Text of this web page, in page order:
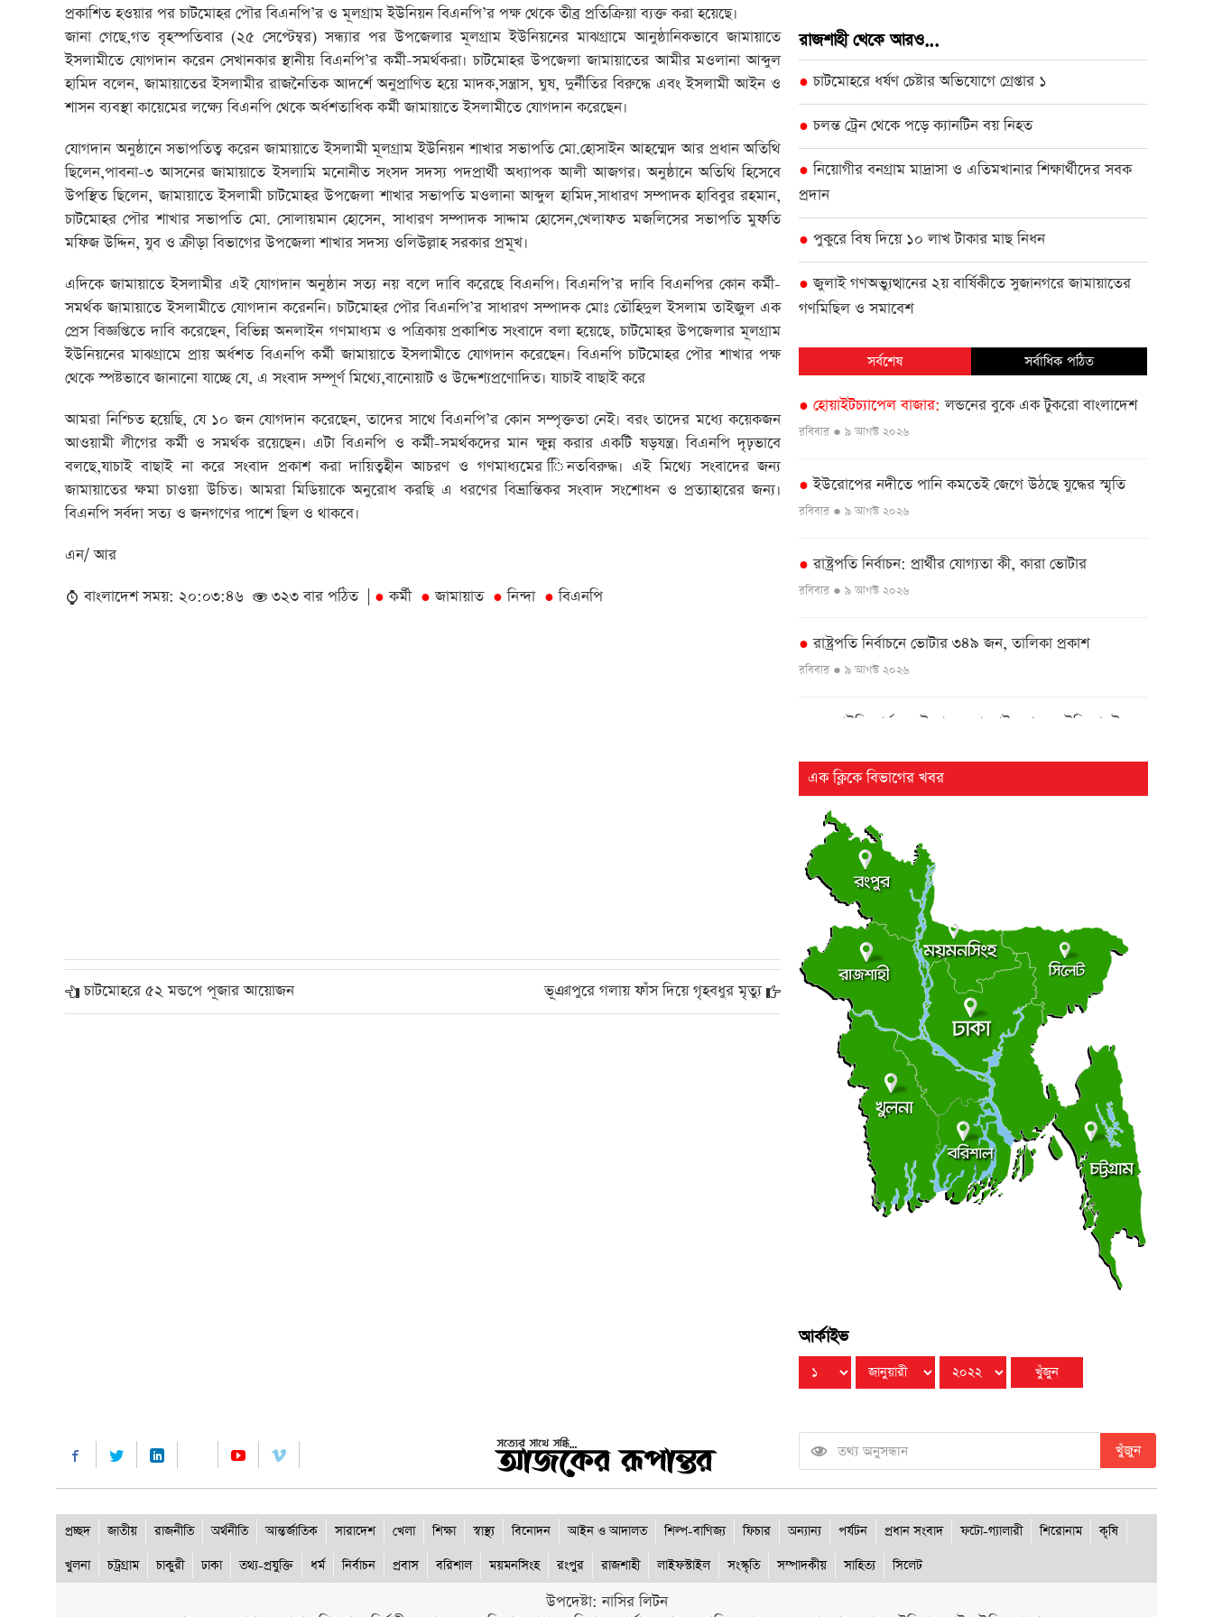
প্রকাশিত হওয়ার পর চাটমোহর পৌর বিএনপি’র ও মূলগ্রাম ইউনিয়ন বিএনপি’র পক্ষ থেকে তীব্র প্রতিক্রিয়া ব্যক্ত করা হয়েছে।
জানা গেছে,গত বৃহস্পতিবার (২৫ সেপ্টেম্বর) সন্ধ্যার পর উপজেলার মূলগ্রাম ইউনিয়নের মাঝগ্রামে আনুষ্ঠানিকভাবে জামায়াতে
ইসলামীতে যোগদান করেন সেখানকার স্থানীয় বিএনপি’র কর্মী-সমর্থকরা। চাটমোহর উপজেলা জামায়াতের আমীর মওলানা আব্দুল
হামিদ বলেন, জামায়াতের ইসলামীর রাজনৈতিক আদর্শে অনুপ্রাণিত হয়ে মাদক,সন্ত্রাস, ঘুষ, দুর্নীতির বিরুদ্ধে এবং ইসলামী আইন ও
শাসন ব্যবস্থা কায়েমের লক্ষ্যে বিএনপি থেকে অর্ধশতাধিক কর্মী জামায়াতে ইসলামীতে যোগদান করেছেন।
যোগদান অনুষ্ঠানে সভাপতিত্ব করেন জামায়াতে ইসলামী মূলগ্রাম ইউনিয়ন শাখার সভাপতি মো.হোসাইন আহম্মেদ আর প্রধান অতিথি
ছিলেন,পাবনা-৩ আসনের জামায়াতে ইসলামি মনোনীত সংসদ সদস্য পদপ্রার্থী অধ্যাপক আলী আজগর। অনুষ্ঠানে অতিথি হিসেবে
উপস্থিত ছিলেন, জামায়াতে ইসলামী চাটমোহর উপজেলা শাখার সভাপতি মওলানা আব্দুল হামিদ,সাধারণ সম্পাদক হাবিবুর রহমান,
চাটমোহর পৌর শাখার সভাপতি মো. সোলায়মান হোসেন, সাধারণ সম্পাদক সাদ্দাম হোসেন,খেলাফত মজলিসের সভাপতি মুফতি
মফিজ উদ্দিন, যুব ও ক্রীড়া বিভাগের উপজেলা শাখার সদস্য ওলিউল্লাহ সরকার প্রমূখ।
এদিকে জামায়াতে ইসলামীর এই যোগদান অনুষ্ঠান সত্য নয় বলে দাবি করেছে বিএনপি। বিএনপি’র দাবি বিএনপির কোন কর্মী-
সমর্থক জামায়াতে ইসলামীতে যোগদান করেননি। চাটমোহর পৌর বিএনপি’র সাধারণ সম্পাদক মোঃ তৌহিদুল ইসলাম তাইজুল এক
প্রেস বিজ্ঞপ্তিতে দাবি করেছেন, বিভিন্ন অনলাইন গণমাধ্যম ও পত্রিকায় প্রকাশিত সংবাদে বলা হয়েছে, চাটমোহর উপজেলার মূলগ্রাম
ইউনিয়নের মাঝগ্রামে প্রায় অর্ধশত বিএনপি কর্মী জামায়াতে ইসলামীতে যোগদান করেছেন। বিএনপি চাটমোহর পৌর শাখার পক্ষ
থেকে স্পষ্টভাবে জানানো যাচ্ছে যে, এ সংবাদ সম্পূর্ণ মিথ্যে,বানোয়াট ও উদ্দেশ্যপ্রণোদিত। যাচাই বাছাই করে
আমরা নিশ্চিত হয়েছি, যে ১০ জন যোগদান করেছেন, তাদের সাথে বিএনপি’র কোন সম্পৃক্ততা নেই। বরং তাদের মধ্যে কয়েকজন
আওয়ামী লীগের কর্মী ও সমর্থক রয়েছেন। এটা বিএনপি ও কর্মী-সমর্থকদের মান ক্ষুন্ন করার একটি ষড়যন্ত্র। বিএনপি দৃঢ়ভাবে
বলছে,যাচাই বাছাই না করে সংবাদ প্রকাশ করা দায়িত্বহীন আচরণ ও গণমাধ্যমের িিনতবিরুদ্ধ। এই মিথ্যে সংবাদের জন্য
জামায়াতের ক্ষমা চাওয়া উচিত। আমরা মিডিয়াকে অনুরোধ করছি এ ধরণের বিভ্রান্তিকর সংবাদ সংশোধন ও প্রত্যাহারের জন্য।
বিএনপি সর্বদা সত্য ও জনগণের পাশে ছিল ও থাকবে।
এন/ আর
বাংলাদেশ সময়: ২০:০৩:৪৬
৩২৩ বার পঠিত | ● কর্মী ● জামায়াত ● নিন্দা ● বিএনপি
চাটমোহরে ৫২ মন্ডপে পূজার আয়োজন ভূঞাপুরে গলায় ফাঁস দিয়ে গৃহবধুর মৃত্যু
রাজশাহী থেকে আরও...
● চাটমোহরে ধর্ষণ চেষ্টার অভিযোগে গ্রেপ্তার ১
● চলন্ত ট্রেন থেকে পড়ে ক্যানটিন বয় নিহত
● নিয়োগীর বনগ্রাম মাদ্রাসা ও এতিমখানার শিক্ষার্থীদের সবক
প্রদান
● পুকুরে বিষ দিয়ে ১০ লাখ টাকার মাছ নিধন
● জুলাই গণঅভ্যুত্থানের ২য় বার্ষিকীতে সুজানগরে জামায়াতের
গণমিছিল ও সমাবেশ
সর্বশেষ সর্বাধিক পঠিত
● হোয়াইটচ্যাপেল বাজার লন্ডনের বুকে এক টুকরো বাংলাদেশ
রবিবার ● ৯ আগস্ট ২০২৬
● ইউরোপের নদীতে পানি কমতেই জেগে উঠছে যুদ্ধের স্মৃতি
রবিবার ● ৯ আগস্ট ২০২৬
● রাষ্ট্রপতি নির্বাচন: প্রার্থীর যোগ্যতা কী, কারা ভোটার
রবিবার ● ৯ আগস্ট ২০২৬
● রাষ্ট্রপতি নির্বাচনে ভোটার ৩৪৯ জন, তালিকা প্রকাশ
রবিবার ● ৯ আগস্ট ২০২৬
এনআইডি কার্যক্রম উদ্বোধনে বাহরাইন যাচ্ছেন ইসি মাছউদ
ঢাকা-ভাঙ্গা এক্সপ্রেসওয়ের শিবচরে ২ বাসের সংঘর্ষে আহত ৫
রবিবার ● ৯ আগস্ট ২০২৬
●ড্যাবের ৩৭তম প্রতিষ্ঠাবার্ষিকীর চিকিৎসক সমাবেশে প্রধানমন্ত্রী
রবিবার ● ৯ আগস্ট ২০২৬
●ট্রাম্পের ৪০ কোটি ডলারের ‘বলরুম প্রকল্প’ আটকে দিলেন
আদালত
রবিবার ● ৯ আগস্ট ২০২৬
সন্ত্রাস বিরোধী আইনের মামলায় আ. লীগ-ছাত্রলীগের ৬ জন
রবিবার ● ৯ আগস্ট ২০২৬
মালয়েশিয়ার উপ-অর্থমন্ত্রীর সঙ্গে বাংলাদেশ হাইকমিশনারের
রবিবার ● ৯ আগস্ট ২০২৬
এক ক্লিকে বিভাগের খবর
আর্কাইভ
খুঁজুন
প্রচ্ছদ জাতীয় রাজনীতি অর্থনীতি আন্তর্জাতিক সারাদেশ খেলা শিক্ষা স্বাস্থ্য বিনোদন আইন ও আদালত শিল্প-বাণিজ্য ফিচার অন্যান্য পর্যটন প্রধান সংবাদ ফটো-গ্যালারী শিরোনাম
কৃষি
খুলনা
চট্রগ্রাম চাকুরী ঢাকা তথ্য-প্রযুক্তি ধর্ম নির্বাচন প্রবাস বরিশাল ময়মনসিংহ রংপুর রাজশাহী লাইফস্টাইল সংস্কৃতি সম্পাদকীয় সাহিত্য সিলেট
উপদেষ্টা: নাসির লিটন